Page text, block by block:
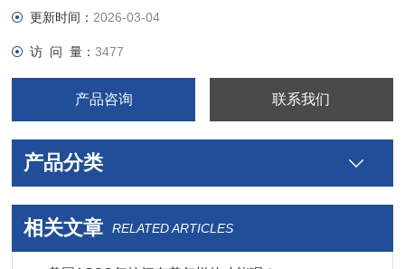
更新时间： 2026-03-04
访 问 量：3477
产品咨询 联系我们
产品分类
相关文章 RELATED ARTICLES